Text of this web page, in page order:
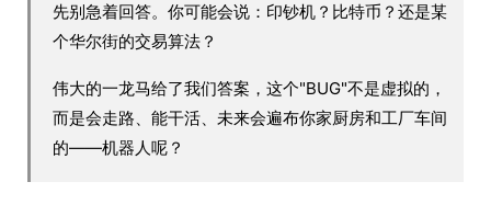
先别急着回答。你可能会说：印钞机？比特币？还是某
个华尔街的交易算法？
伟大的一龙马给了我们答案，这个"BUG"不是虚拟的，
而是会走路、能干活、未来会遍布你家厨房和工厂车间
的——机器人呢？